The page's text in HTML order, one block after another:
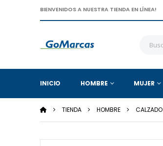
BIENVENIDOS A NUESTRA TIENDA EN LÍNEA!
INICIO HOMBRE MUJER
TIENDA HOMBRE CALZADO